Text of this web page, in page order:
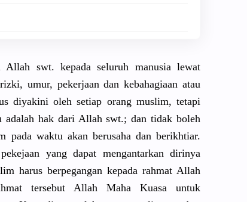
swt. kepada seluruh manusia lewat
umur, pekerjaan dan kebahagiaan atau
diyakini oleh setiap orang muslim, tetapi
adalah hak dari Allah swt.; dan tidak boleh
pada waktu akan berusaha dan berikhtiar.
yang dapat mengantarkan dirinya
harus berpegangan kepada rahmat Allah
tersebut Allah Maha Kuasa untuk